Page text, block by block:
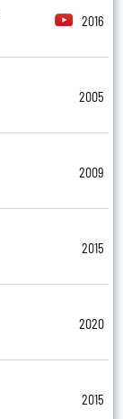
2016
2005
2009
2015
2020
2015